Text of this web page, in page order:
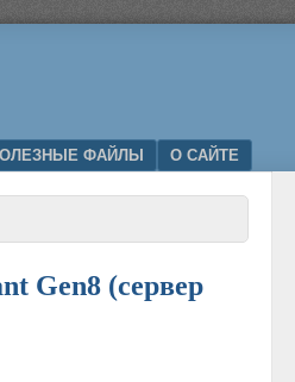
ФАЙЛЫ О САЙТЕ
Gen8 (сервер